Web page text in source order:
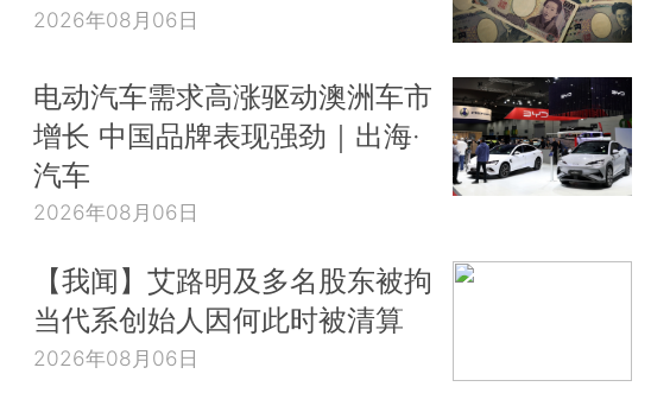
2026年08月06日
电动汽车需求高涨驱动澳洲车市
增长 中国品牌表现强劲｜出海·
汽车
2026年08月06日
【我闻】艾路明及多名股东被拘
当代系创始人因何此时被清算
2026年08月06日